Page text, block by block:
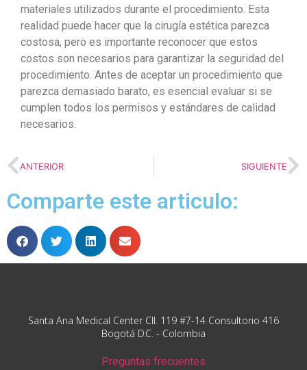
materiales utilizados durante el procedimiento. Esta
realidad puede hacer que la cirugía estética parezca
costosa, pero es importante reconocer que estos
costos son necesarios para garantizar la seguridad del
procedimiento. Antes de aceptar un procedimiento que
parezca demasiado barato, es esencial evaluar si se
cumplen todos los permisos y estándares de calidad
necesarios.
ANTERIOR SIGUIENTE
Comparte este articulo:
Santa Ana Medical Center Cll. 119 #7-14 Consultorio 416
Bogotá D.C. - Colombia
Preguntas frecuentes